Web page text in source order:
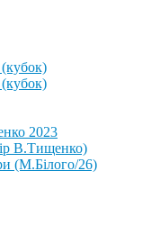
2023
В.Тищенко)
(М.Білого/26)